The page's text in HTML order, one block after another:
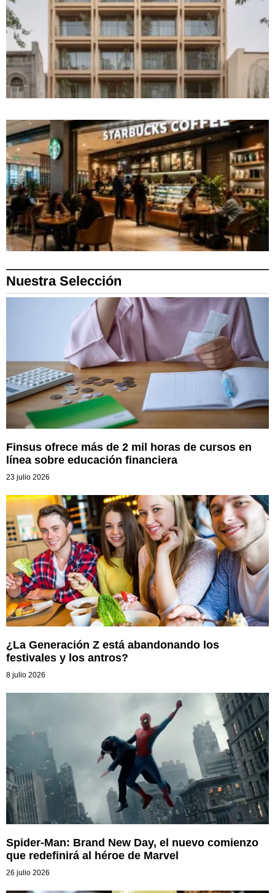
Nuestra Selección
Finsus ofrece más de 2 mil horas de cursos en
línea sobre educación financiera
23 julio 2026
¿La Generación Z está abandonando los
festivales y los antros?
8 julio 2026
Spider-Man: Brand New Day, el nuevo comienzo
que redefinirá al héroe de Marvel
26 julio 2026